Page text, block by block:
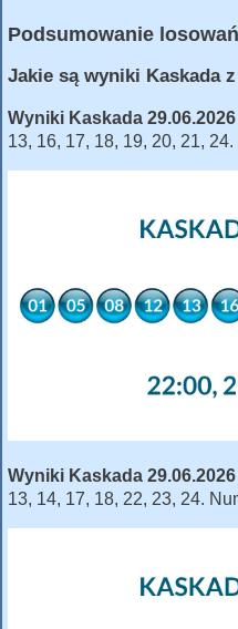
Podsumowanie
Jakie są wyniki Kaskada z
Wyniki Kaskada
13, 16, 17, 18, 19, 20, 21,
Wyniki Kaskada
13, 14, 17, 18, 22, 23, 24.